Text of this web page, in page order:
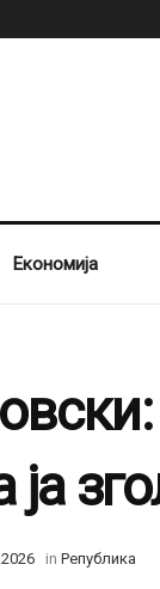
Економија
ја
in Република